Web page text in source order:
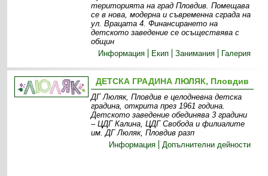
територията на град Пловдив. Помещава
се в нова, модерна и съвременна сграда на
ул. Врацата 4. Финансирането на
детското заведение се осъществява с
общин
Информация
Екип Занимания Галерия
ДЕТСКА ГРАДИНА ЛЮЛЯК, Пловдив
ДГ Люляк, Пловдив е целодневна детска
градина, открита през 1961 година.
Детското заведение обединява 3 градини
– ЦДГ Калина, ЦДГ Свобода и филиалите
им. ДГ Люляк, Пловдив разп
Информация
Допълнителни дейности